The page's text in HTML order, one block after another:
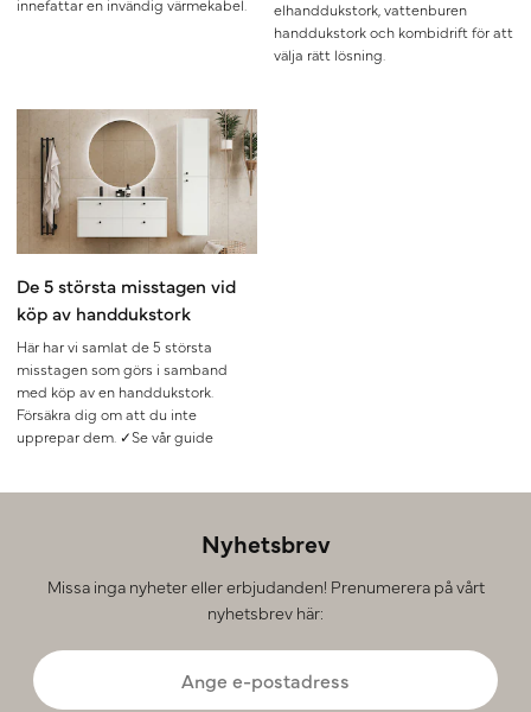
innefattar en invändig värmekabel.
elhanddukstork, vattenburen
handdukstork och kombidrift för att
välja rätt lösning.
De 5 största misstagen vid
köp av handdukstork
Här har vi samlat de 5 största
misstagen som görs i samband
med köp av en handdukstork.
Försäkra dig om att du inte
upprepar dem. ✓Se vår guide
Nyhetsbrev
Missa inga nyheter eller erbjudanden! Prenumerera på vårt
nyhetsbrev här: